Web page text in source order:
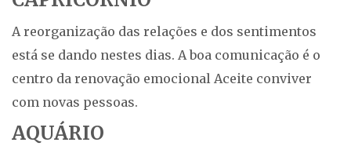
A reorganização das relações e dos sentimentos
está se dando nestes dias. A boa comunicação é o
centro da renovação emocional Aceite conviver
com novas pessoas.
AQUÁRIO